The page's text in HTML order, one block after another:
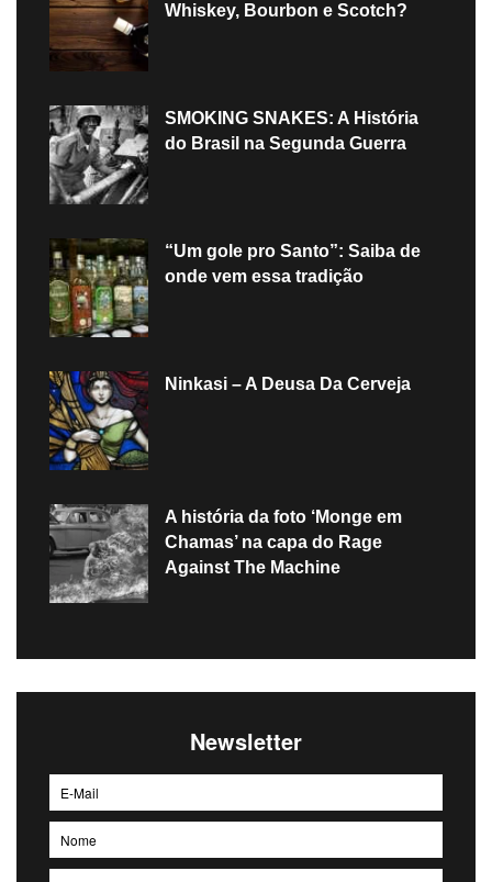
Whiskey, Bourbon e Scotch?
SMOKING SNAKES: A História
do Brasil na Segunda Guerra
“Um gole pro Santo”: Saiba de
onde vem essa tradição
Ninkasi – A Deusa Da Cerveja
A história da foto ‘Monge em
Chamas’ na capa do Rage
Against The Machine
Newsletter